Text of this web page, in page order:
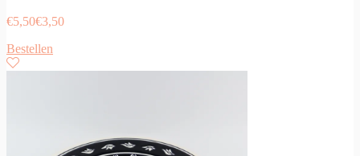
€5,50€3,50
Bestellen